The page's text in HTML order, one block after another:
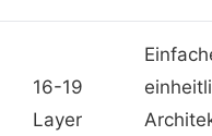
16-19
Layer